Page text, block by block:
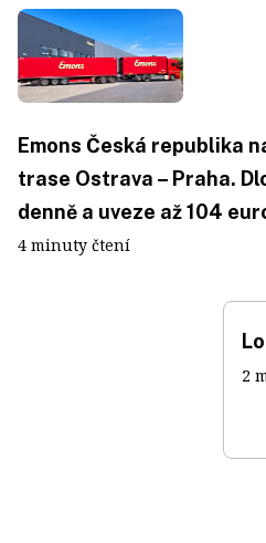
Emons Česká republika
trase Ostrava – Praha.
denně a uveze až 104
4 minuty čtení
2